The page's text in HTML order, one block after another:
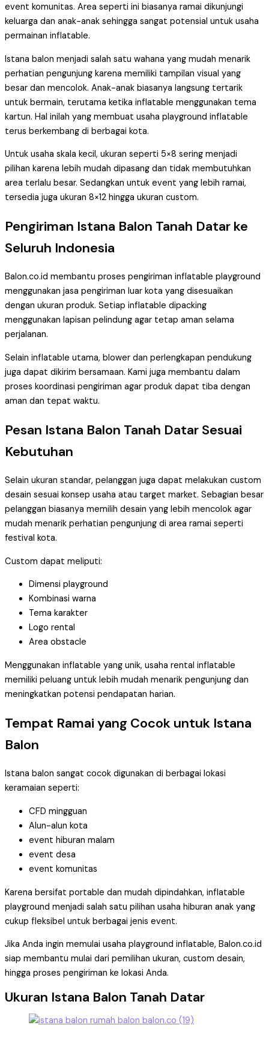
event komunitas. Area seperti ini biasanya ramai dikunjungi
keluarga dan anak-anak sehingga sangat potensial untuk usaha
permainan inflatable.
Istana balon menjadi salah satu wahana yang mudah menarik
perhatian pengunjung karena memiliki tampilan visual yang
besar dan mencolok. Anak-anak biasanya langsung tertarik
untuk bermain, terutama ketika inflatable menggunakan tema
kartun. Hal inilah yang membuat usaha playground inflatable
terus berkembang di berbagai kota.
Untuk usaha skala kecil, ukuran seperti 5×8 sering menjadi
pilihan karena lebih mudah dipasang dan tidak membutuhkan
area terlalu besar. Sedangkan untuk event yang lebih ramai,
tersedia juga ukuran 8×12 hingga ukuran custom.
Pengiriman Istana Balon Tanah Datar ke
Seluruh Indonesia
Balon.co.id membantu proses pengiriman inflatable playground
menggunakan jasa pengiriman luar kota yang disesuaikan
dengan ukuran produk. Setiap inflatable dipacking
menggunakan lapisan pelindung agar tetap aman selama
perjalanan.
Selain inflatable utama, blower dan perlengkapan pendukung
juga dapat dikirim bersamaan. Kami juga membantu dalam
proses koordinasi pengiriman agar produk dapat tiba dengan
aman dan tepat waktu.
Pesan Istana Balon Tanah Datar Sesuai
Kebutuhan
Selain ukuran standar, pelanggan juga dapat melakukan custom
desain sesuai konsep usaha atau target market. Sebagian besar
pelanggan biasanya memilih desain yang lebih mencolok agar
mudah menarik perhatian pengunjung di area ramai seperti
festival kota.
Custom dapat meliputi:
Dimensi playground
Kombinasi warna
Tema karakter
Logo rental
Area obstacle
Menggunakan inflatable yang unik, usaha rental inflatable
memiliki peluang untuk lebih mudah menarik pengunjung dan
meningkatkan potensi pendapatan harian.
Tempat Ramai yang Cocok untuk Istana
Balon
Istana balon sangat cocok digunakan di berbagai lokasi
keramaian seperti:
CFD mingguan
Alun-alun kota
event hiburan malam
event desa
event komunitas
Karena bersifat portable dan mudah dipindahkan, inflatable
playground menjadi salah satu pilihan usaha hiburan anak yang
cukup fleksibel untuk berbagai jenis event.
Jika Anda ingin memulai usaha playground inflatable, Balon.co.id
siap membantu mulai dari pemilihan ukuran, custom desain,
hingga proses pengiriman ke lokasi Anda.
Ukuran Istana Balon Tanah Datar